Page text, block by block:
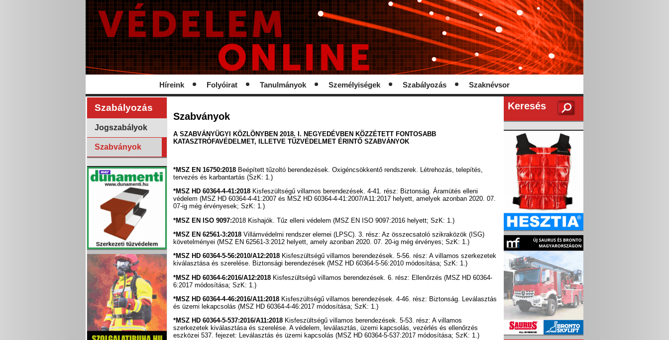
Híreink Folyóirat Tanulmányok Személyiségek Szabályozás Szaknévsor
Szabályozás
Jogszabályok
Szabványok
Szabványok
A SZABVÁNYÜGYI KÖZLÖNYBEN 2018. I. NEGYEDÉVBEN KÖZZÉTETT FONTOSABB
KATASZTRÓFAVÉDELMET, ILLETVE TŰZVÉDELMET ÉRINTŐ SZABVÁNYOK
*MSZ EN 16750:2018 Beépített tűzoltó berendezések. Oxigéncsökkentő rendszerek. Létrehozás, telepítés,
tervezés és karbantartás (SzK: 1.)
*MSZ HD 60364-4-41:2018 Kisfeszültségű villamos berendezések. 4-41. rész: Biztonság. Áramütés elleni
védelem (MSZ HD 60364-4-41:2007 és MSZ HD 60364-4-41:2007/A11:2017 helyett, amelyek azonban 2020. 07.
07-ig még érvényesek; SzK: 1.)
*MSZ EN ISO 9097:2018 Kishajók. Tűz elleni védelem (MSZ EN ISO 9097:2016 helyett; SzK: 1.)
*MSZ EN 62561-3:2018 Villámvédelmi rendszer elemei (LPSC). 3. rész: Az összecsatoló szikraközök (ISG)
követelményei (MSZ EN 62561-3:2012 helyett, amely azonban 2020. 07. 20-ig még érvényes; SzK: 1.)
*MSZ HD 60364-5-56:2010/A12:2018 Kisfeszültségű villamos berendezések. 5-56. rész: A villamos szerkezetek
kiválasztása és szerelése. Biztonsági berendezések (MSZ HD 60364-5-56:2010 módosítása; SzK: 1.)
*MSZ HD 60364-6:2016/A12:2018 Kisfeszültségű villamos berendezések. 6. rész: Ellenőrzés (MSZ HD 60364-
6:2017 módosítása; SzK: 1.)
*MSZ HD 60364-4-46:2016/A11:2018 Kisfeszültségű villamos berendezések. 4-46. rész: Biztonság. Leválasztás
és üzemi lekapcsolás (MSZ HD 60364-4-46:2017 módosítása; SzK: 1.)
*MSZ HD 60364-5-537:2016/A11:2018 Kisfeszültségű villamos berendezések. 5-53. rész: A villamos
szerkezetek kiválasztása és szerelése. A védelem, leválasztás, üzemi kapcsolás, vezérlés és ellenőrzés
eszközei 537. fejezet: Leválasztás és üzemi kapcsolás (MSZ HD 60364-5-537:2017 módosítása; SzK: 1.)
Keresés